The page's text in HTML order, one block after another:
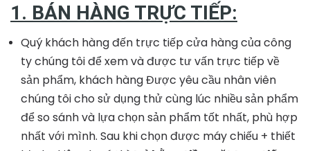
1. BÁN HÀNG TRỰC TIẾP:
Quý khách hàng đến trực tiếp cửa hàng của công
ty chúng tôi để xem và được tư vấn trực tiếp về
sản phẩm, khách hàng Được yêu cầu nhân viên
chúng tôi cho sử dụng thử cùng lúc nhiều sản phẩm
để so sánh và lựa chọn sản phẩm tốt nhất, phù hợp
nhất với mình. Sau khi chọn được máy chiếu + thiết